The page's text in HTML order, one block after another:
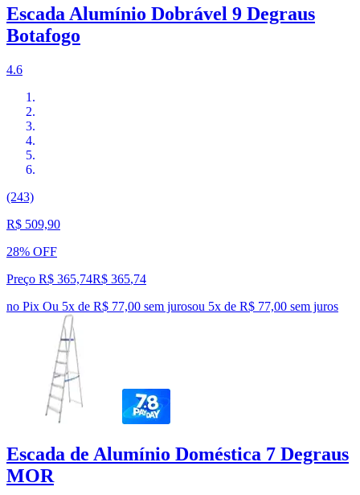
Escada Alumínio Dobrável 9 Degraus
Botafogo
4.6
(243)
R$ 509,90
28% OFF
Preço R$ 365,74R$ 365,74
no Pix Ou 5x de R$ 77,00 sem jurosou 5x de R$ 77,00 sem juros
Escada de Alumínio Doméstica 7 Degraus
MOR